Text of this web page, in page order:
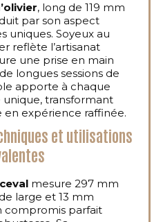
, long de 119 mm
par son aspect
uniques. Soyeux au
reflète l’artisanat
une prise en main
longues sessions de
apporte à chaque
transformant
expérience raffinée.
et utilisations
mesure 297 mm
large et 13 mm
compromis parfait